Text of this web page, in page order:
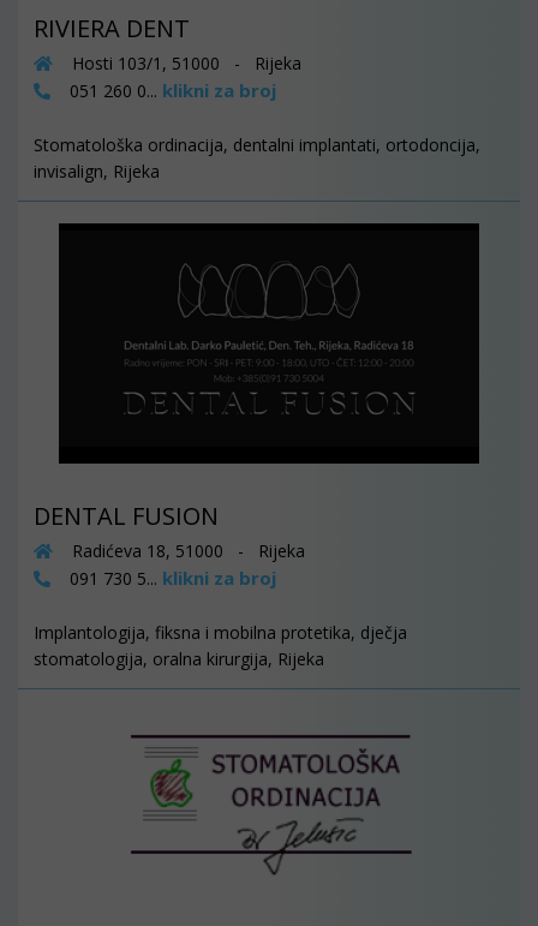
RIVIERA DENT
Hosti 103/1, 51000 - Rijeka
051 260 0... klikni za broj
Stomatološka ordinacija, dentalni implantati, ortodoncija,
invisalign, Rijeka
DENTAL FUSION
Radićeva 18, 51000 - Rijeka
091 730 5... klikni za broj
Implantologija, fiksna i mobilna protetika, dječja
stomatologija, oralna kirurgija, Rijeka